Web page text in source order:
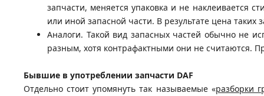
запчасти, меняется упаковка и не наклеивается
или иной запасной части. В результате цена таких
Аналоги. Такой вид запасных частей обычно не
разным, хотя контрафактными они не считаются.
Бывшие в употреблении запчасти DAF
Отдельно стоит упомянуть так называемые «разборки